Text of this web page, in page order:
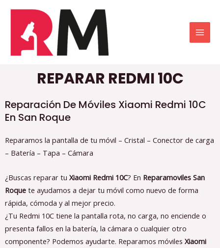
REPARAR REDMI 10C
Reparación De Móviles Xiaomi Redmi 10C
En San Roque
Reparamos la pantalla de tu móvil – Cristal – Conector de carga
– Batería – Tapa – Cámara
¿Buscas reparar tu Xiaomi Redmi 10C? En Reparamoviles San
Roque te ayudamos a dejar tu móvil como nuevo de forma
rápida, cómoda y al mejor precio.
¿Tu Redmi 10C tiene la pantalla rota, no carga, no enciende o
presenta fallos en la batería, la cámara o cualquier otro
componente? Podemos ayudarte. Reparamos móviles Xiaomi